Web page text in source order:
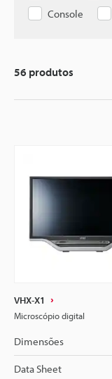
Console
56 produtos
VHX-X1
Microscópio digital
Dimensões
Data Sheet